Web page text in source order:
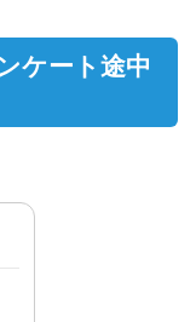
ケート途中